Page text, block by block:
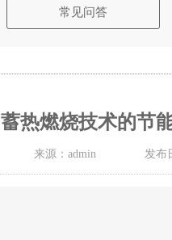
常见问答
蓄热燃烧技术的节
来源：admin 发布